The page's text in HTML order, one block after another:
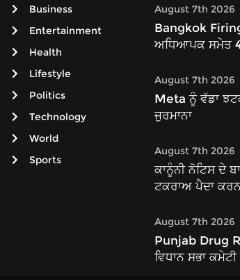
Business
Entertainment
Health
Lifestyle
Politics
Technology
World
Sports
August 7th 2026
Bangkok
ਅਧਿਆਪਕ ਸਮੇਤ 4
August 7th 2026
Meta ਨੂੰ ਵੱਡਾ
ਜੁਰਮਾਨਾ
August 7th 2026
ਕਾਨੂੰਨੀ ਨੋਟਿਸ ਦੇ
ਟਕਰਾਅ ਪੈਦਾ ਕਰਨ
August 7th 2026
Punjab Drug
ਵਿਧਾਨ ਸਭਾ